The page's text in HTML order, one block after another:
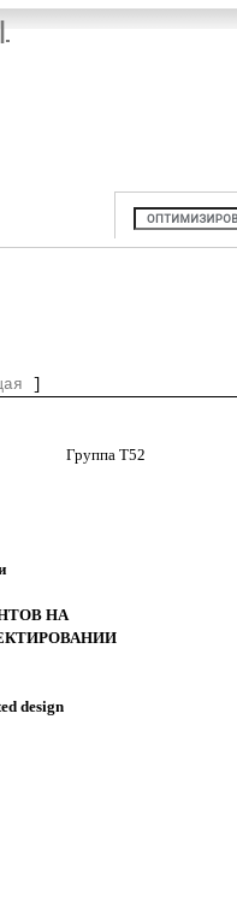
Т52
НА
design